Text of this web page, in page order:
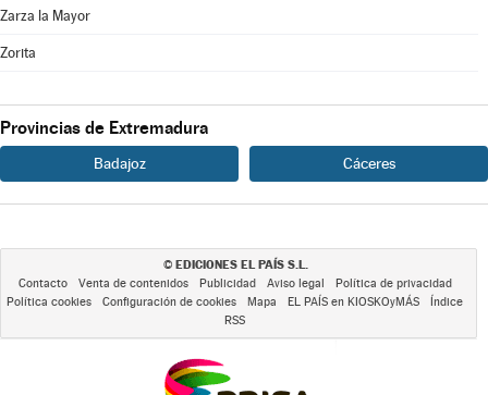
Zarza la Mayor
Zorita
Provincias de Extremadura
Badajoz Cáceres
© EDICIONES EL PAÍS S.L.
Contacto Venta de contenidos Publicidad Aviso legal
Política de privacidad
Política cookies
Configuración de cookies Mapa EL PAÍS en KIOSKOyMÁS
Índice
RSS